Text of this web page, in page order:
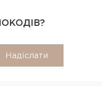
Надіслати